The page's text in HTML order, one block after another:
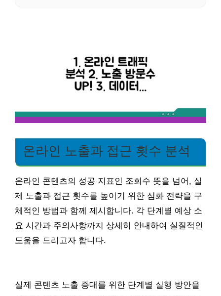
온라인 노출과 접근 횟수 분석
온라인 콘텐츠의 성공 지표인 조회수 뜻을 넘어, 실
제 노출과 접근 횟수를 높이기 위한 심화 전략을 구
체적인 방법과 함께 제시합니다. 각 단계별 예상 소
요 시간과 주의사항까지 상세히 안내하여 실질적인
도움을 드리고자 합니다.
실제 콘텐츠 노출 증대를 위한 단계별 실행 방안을